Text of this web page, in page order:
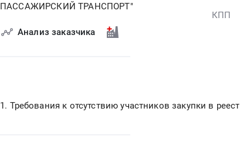
ПАССАЖИРСКИЙ ТРАНСПОРТ"
Анализ заказчика
КПП
Требования к отсутствию участников закупки в